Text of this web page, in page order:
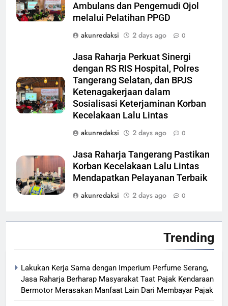
Ambulans dan Pengemudi Ojol
melalui Pelatihan PPGD
akunredaksi
2 days ago 0
Jasa Raharja Perkuat Sinergi
dengan RS RIS Hospital, Polres
Tangerang Selatan, dan BPJS
Ketenagakerjaan dalam
Sosialisasi Keterjaminan Korban
Kecelakaan Lalu Lintas
akunredaksi
2 days ago 0
Jasa Raharja Tangerang Pastikan
Korban Kecelakaan Lalu Lintas
Mendapatkan Pelayanan Terbaik
akunredaksi
2 days ago 0
Trending
Lakukan Kerja Sama dengan Imperium Perfume Serang,
Jasa Raharja Berharap Masyarakat Taat Pajak Kendaraan
Bermotor Merasakan Manfaat Lain Dari Membayar Pajak